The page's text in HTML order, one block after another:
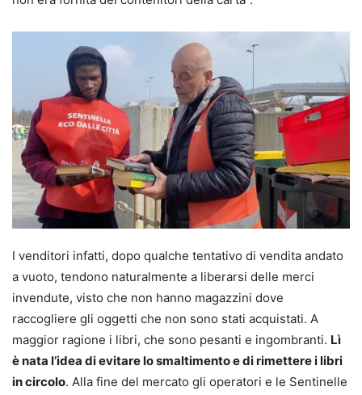
I venditori infatti, dopo qualche tentativo di vendita andato
a vuoto, tendono naturalmente a liberarsi delle merci
invendute, visto che non hanno magazzini dove
raccogliere gli oggetti che non sono stati acquistati. A
maggior ragione i libri, che sono pesanti e ingombranti. Lì
è nata l’idea di evitare lo smaltimento e di rimettere i libri
in circolo. Alla fine del mercato gli operatori e le Sentinelle